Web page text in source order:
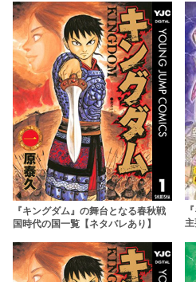
『キングダム』の舞台となる春秋戦
国時代の国一覧【ネタバレあり】